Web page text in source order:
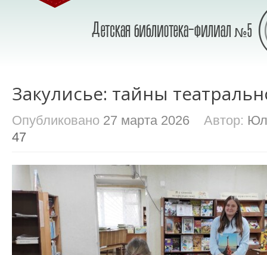
Закулисье: тайны
Опубликовано 27 марта 2026 Автор:
47